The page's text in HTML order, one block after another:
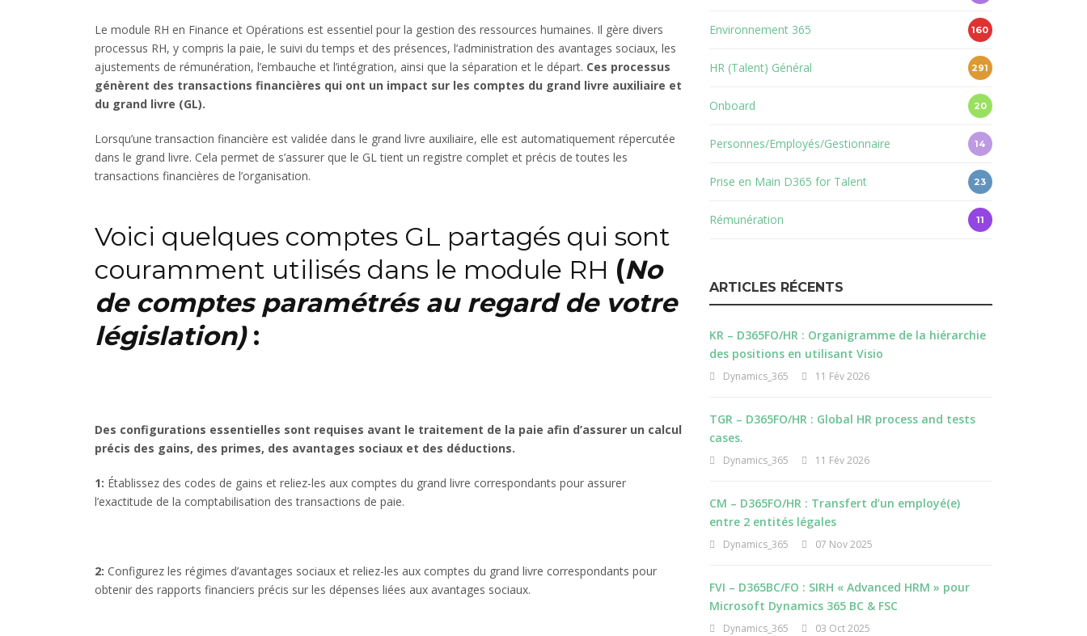
Le module RH en Finance et Opérations est essentiel pour la gestion des ressources humaines. Il gère divers
processus RH, y compris la paie, le suivi du temps et des présences, l’administration des avantages sociaux, les
ajustements de rémunération, l’embauche et l’intégration, ainsi que la séparation et le départ. Ces processus
génèrent des transactions financières qui ont un impact sur les comptes du grand livre auxiliaire et
du grand livre (GL).
Lorsqu’une transaction financière est validée dans le grand livre auxiliaire, elle est automatiquement répercutée
dans le grand livre. Cela permet de s’assurer que le GL tient un registre complet et précis de toutes les
transactions financières de l’organisation.
Voici quelques comptes GL partagés qui sont
couramment utilisés dans le module RH (No
de comptes paramétrés au regard de votre
législation):
Des configurations essentielles sont requises avant le traitement de la paie afin d’assurer un calcul
précis des gains, des primes, des avantages sociaux et des déductions.
1: Établissez des codes de gains et reliez-les aux comptes du grand livre correspondants pour assurer
l’exactitude de la comptabilisation des transactions de paie.
2: Configurez les régimes d’avantages sociaux et reliez-les aux comptes du grand livre correspondants pour
obtenir des rapports financiers précis sur les dépenses liées aux avantages sociaux.
Environnement 365 160
HR (Talent) Général 291
Onboard 20
Personnes/Employés/Gestionnaire 14
Prise en Main D365 for Talent 23
Rémunération 11
ARTICLES RÉCENTS
KR – D365FO/HR : Organigramme de la hiérarchie
des positions en utilisant Visio
Dynamics_365 11 Fév 2026
TGR – D365FO/HR : Global HR process and tests
cases.
Dynamics_365 11 Fév 2026
CM – D365FO/HR : Transfert d’un employé(e)
entre 2 entités légales
Dynamics_365 07 Nov 2025
FVI – D365BC/FO : SIRH « Advanced HRM » pour
Microsoft Dynamics 365 BC & FSC
Dynamics_365 03 Oct 2025